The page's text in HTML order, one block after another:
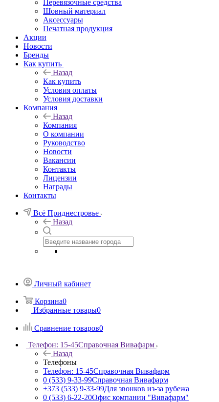
Перевязочные средства
Шовный материал
Аксессуары
Печатная продукция
Акции
Новости
Бренды
Как купить
Назад
Как купить
Условия оплаты
Условия доставки
Компания
Назад
Компания
О компании
Руководство
Новости
Вакансии
Контакты
Лицензии
Награды
Контакты
Всё Приднестровье
Назад
Личный кабинет
Корзина0
Избранные товары0
Сравнение товаров0
Телефон: 15-45Справочная Вивафарм
Назад
Телефоны
Телефон: 15-45Справочная Вивафарм
0 (533) 9-33-99Справочная Вивафарм
+373 (533) 9-33-99Для звонков из-за рубежа
0 (533) 6-22-20Офис компании "Вивафарм"